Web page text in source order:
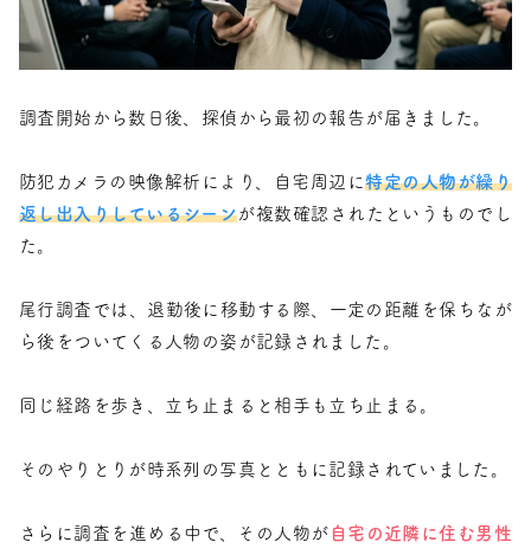
調査開始から数日後、探偵から最初の報告が届きました。
防犯カメラの映像解析により、自宅周辺に特定の人物が繰り
返し出入りしているシーンが複数確認されたというものでし
た。
尾行調査では、退勤後に移動する際、一定の距離を保ちなが
ら後をついてくる人物の姿が記録されました。
同じ経路を歩き、立ち止まると相手も立ち止まる。
そのやりとりが時系列の写真とともに記録されていました。
さらに調査を進める中で、その人物が 自宅の近隣に住む男性